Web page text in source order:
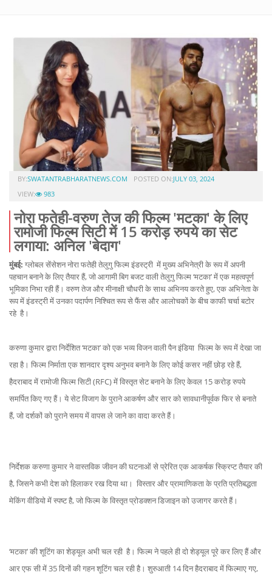
BY:SWATANTRABHARATNEWS.COM POSTED ON:JULY 03, 2024
VIEW:
983
नोरा फतेही-वरुण तेज की फिल्म 'मटका' के लिए
रामोजी फिल्म सिटी में 15 करोड़ रुपये का सेट
लगाया: अनिल 'बेदाग'
मुंबई: ग्लोबल सेंसेशन नोरा फतेही तेलुगु फिल्म इंडस्ट्री में मुख्य अभिनेत्री के रूप में अपनी
पहचान बनाने के लिए तैयार हैं, जो आगामी बिग बजट वाली तेलुगु फिल्म ‘मटका’ में एक महत्वपूर्ण
भूमिका निभा रही हैं। वरुण तेज और मीनाक्षी चौधरी के साथ अभिनय करते हुए, एक अभिनेता के
रूप में इंडस्ट्री में उनका पदार्पण निश्चित रूप से फैंस और आलोचकों के बीच काफी चर्चा बटोर
रहे है।
करुणा कुमार द्वारा निर्देशित ‘मटका’ को एक भव्य विजन वाली पैन इंडिया फिल्म के रूप में देखा जा
रहा है। फिल्म निर्माता एक शानदार दृश्य अनुभव बनाने के लिए कोई कसर नहीं छोड़ रहे हैं,
हैदराबाद में रामोजी फिल्म सिटी (RFC) में विस्तृत सेट बनाने के लिए केवल 15 करोड़ रुपये
समर्पित किए गए हैं। ये सेट विजाग के पुराने आकर्षण और सार को सावधानीपूर्वक फिर से बनाते
हैं, जो दर्शकों को पुराने समय में वापस ले जाने का वादा करते हैं।
निर्देशक करुणा कुमार ने वास्तविक जीवन की घटनाओं से प्रेरित एक आकर्षक स्क्रिप्ट तैयार की
है, जिसने कभी देश को हिलाकर रख दिया था। विस्तार और प्रामाणिकता के प्रति प्रतिबद्धता
मेकिंग वीडियो में स्पष्ट है, जो फिल्म के विस्तृत प्रोडक्शन डिजाइन को उजागर करते हैं।
‘मटका’ की शूटिंग का शेड्यूल अभी चल रही है। फिल्म ने पहले ही दो शेड्यूल पूरे कर लिए हैं और
आर एफ सी में 35 दिनों की गहन शूटिंग चल रही है। शुरुआती 14 दिन हैदराबाद में फिल्माए गए,